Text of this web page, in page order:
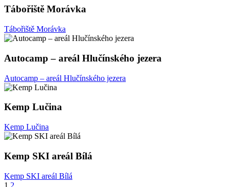
Tábořiště Morávka
Tábořiště Morávka
Autocamp – areál Hlučínského jezera
Autocamp – areál Hlučínského jezera
Kemp Lučina
Kemp Lučina
Kemp SKI areál Bílá
Kemp SKI areál Bílá
1 2